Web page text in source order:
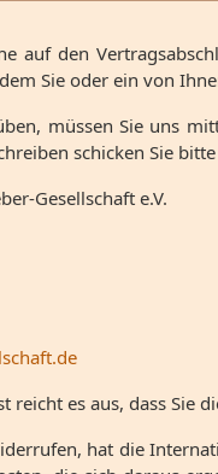
auf den
Sie oder ein von
müssen Sie uns
schicken Sie bitte
Gesellschaft e.V.
reicht es aus, dass Sie
hat die